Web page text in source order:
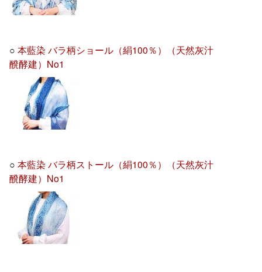
○本藍染 バラ柄ショール（絹100％）（天然灰汁
醗酵建）No1
○本藍染 バラ柄ストール（絹100％）（天然灰汁
醗酵建）No1